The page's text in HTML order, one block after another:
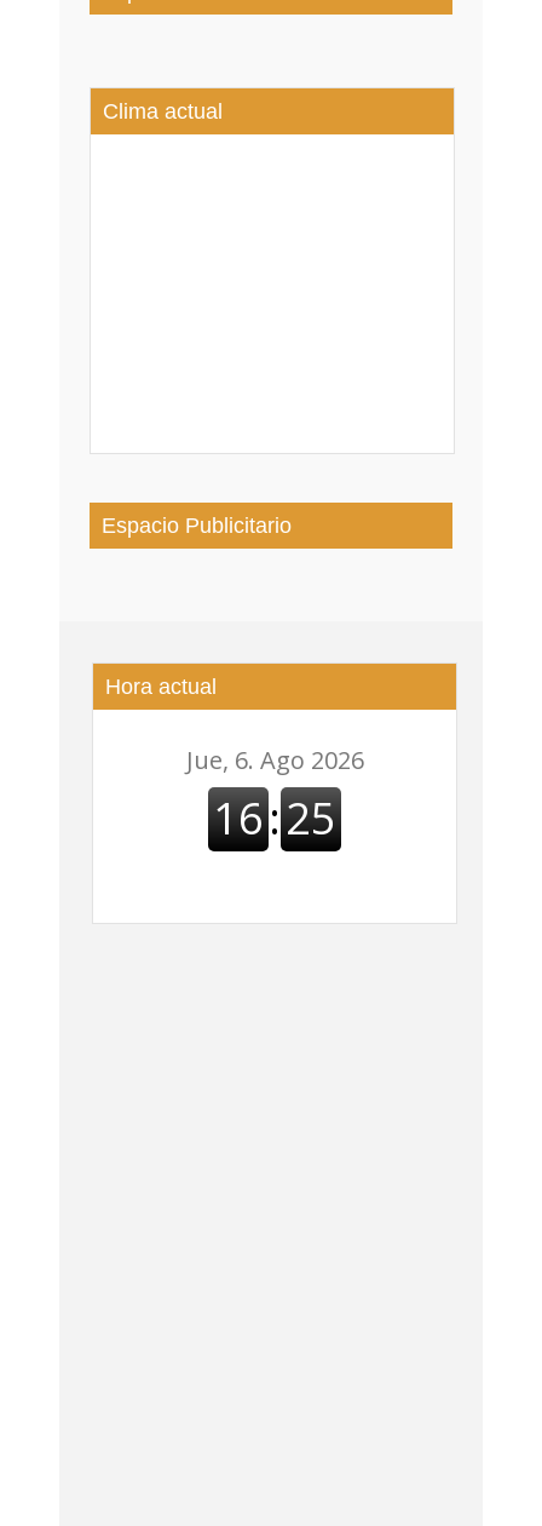
Clima actual
Espacio Publicitario
CONOCE A LOS DESTACADOS 2025 DEL
DISTRITO DE ALTO COMEDERO
Hora actual